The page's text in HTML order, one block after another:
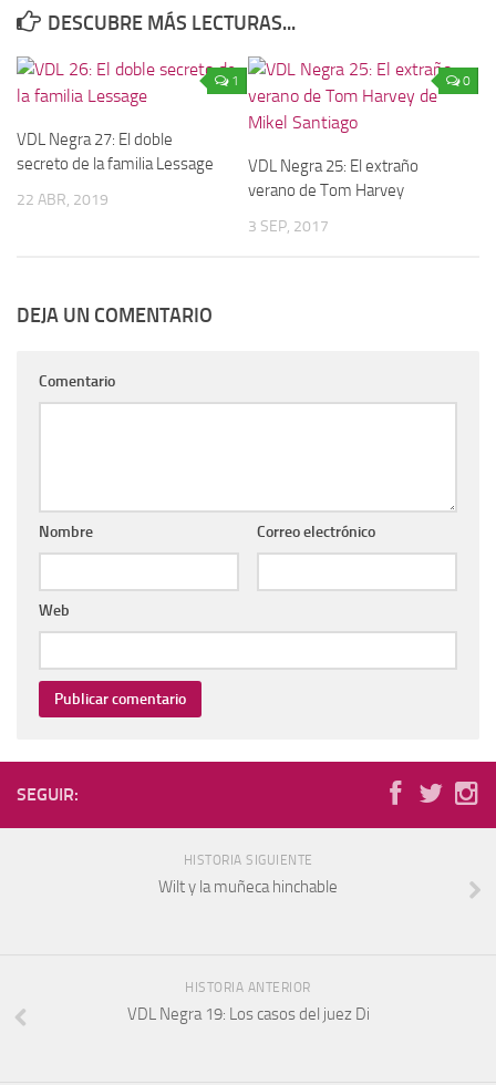
DESCUBRE MÁS LECTURAS...
1
VDL Negra 27: El doble
secreto de la familia Lessage
22 ABR, 2019
0
VDL Negra 25: El extraño
verano de Tom Harvey
3 SEP, 2017
DEJA UN COMENTARIO
Comentario
Nombre Correo electrónico
Web
SEGUIR:
HISTORIA SIGUIENTE
Wilt y la muñeca hinchable
HISTORIA ANTERIOR
VDL Negra 19: Los casos del juez Di